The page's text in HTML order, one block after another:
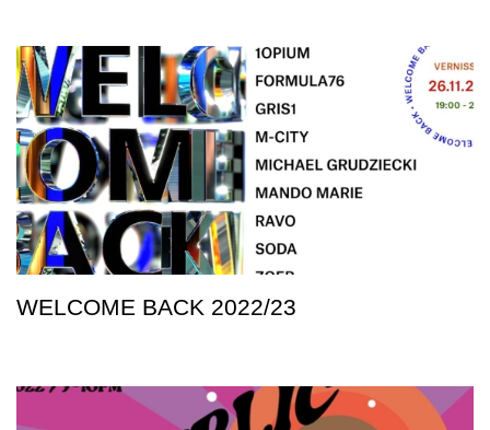
WELCOME BACK 2022/23